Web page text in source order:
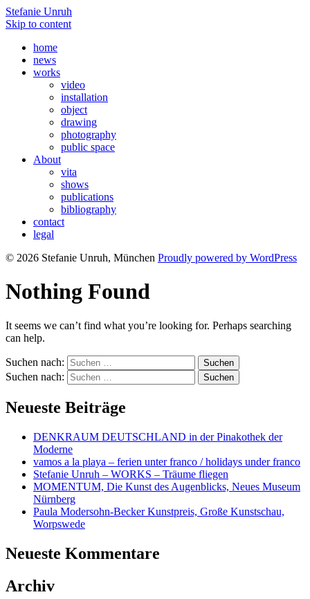
Stefanie Unruh
Skip to content
home
news
works
video
installation
object
drawing
photography
public space
About
vita
shows
publications
bibliography
contact
legal
© 2026 Stefanie Unruh, München Proudly powered by WordPress
Nothing Found
It seems we can’t find what you’re looking for. Perhaps searching
can help.
Suchen nach:
Suchen nach:
Neueste Beiträge
DENKRAUM DEUTSCHLAND in der Pinakothek der
Moderne
vamos a la playa – ferien unter franco / holidays under franco
Stefanie Unruh – WORKS – Träume fliegen
MOMENTUM, Die Kunst des Augenblicks, Neues Museum
Nürnberg
Paula Modersohn-Becker Kunstpreis, Große Kunstschau,
Worpswede
Neueste Kommentare
Archiv